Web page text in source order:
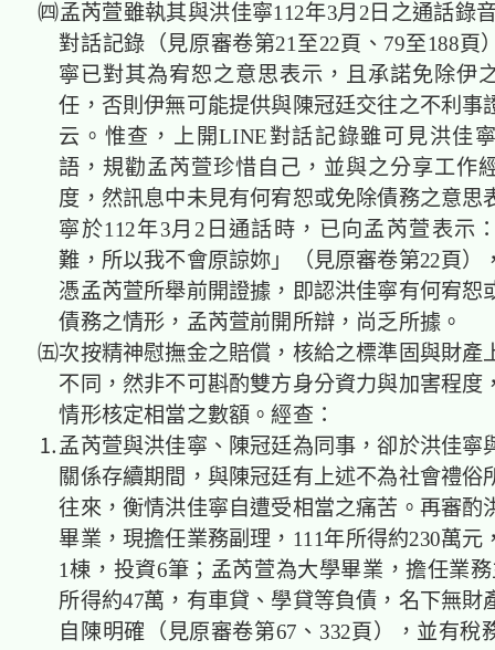
㈣孟芮萱雖執其與洪佳寧112年3月2日之通話錄
對話記錄（見原審卷第21至22頁、79至188頁
寧已對其為宥恕之意思表示，且承諾免除伊
任，否則伊無可能提供與陳冠廷交往之不利事
云。惟查，上開LINE對話記錄雖可見洪佳
語，規勸孟芮萱珍惜自己，並與之分享工作
度，然訊息中未見有何宥恕或免除債務之意思
寧於112年3月2日通話時，已向孟芮萱表示
難，所以我不會原諒妳」（見原審卷第22頁）
憑孟芮萱所舉前開證據，即認洪佳寧有何宥恕
債務之情形，孟芮萱前開所辯，尚乏所據。
㈤次按精神慰撫金之賠償，核給之標準固與財產
不同，然非不可斟酌雙方身分資力與加害程度
情形核定相當之數額。經查：
⒈孟芮萱與洪佳寧、陳冠廷為同事，卻於洪佳寧
關係存續期間，與陳冠廷有上述不為社會禮俗
往來，衡情洪佳寧自遭受相當之痛苦。再審酌
畢業，現擔任業務副理，111年所得約230萬元
1棟，投資6筆；孟芮萱為大學畢業，擔任業
所得約47萬，有車貸、學貸等負債，名下無財
自陳明確（見原審卷第67、332頁），並有稅